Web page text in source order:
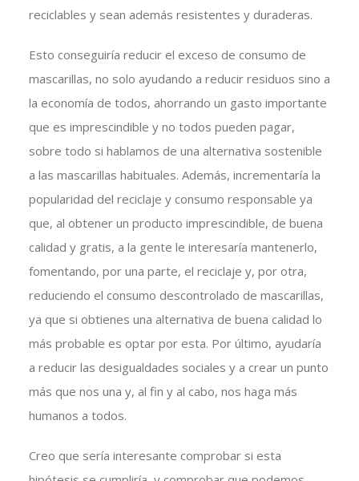
reciclables y sean además resistentes y duraderas.
Esto conseguiría reducir el exceso de consumo de
mascarillas, no solo ayudando a reducir residuos sino a
la economía de todos, ahorrando un gasto importante
que es imprescindible y no todos pueden pagar,
sobre todo si hablamos de una alternativa sostenible
a las mascarillas habituales. Además, incrementaría la
popularidad del reciclaje y consumo responsable ya
que, al obtener un producto imprescindible, de buena
calidad y gratis, a la gente le interesaría mantenerlo,
fomentando, por una parte, el reciclaje y, por otra,
reduciendo el consumo descontrolado de mascarillas,
ya que si obtienes una alternativa de buena calidad lo
más probable es optar por esta. Por último, ayudaría
a reducir las desigualdades sociales y a crear un punto
más que nos una y, al fin y al cabo, nos haga más
humanos a todos.
Creo que sería interesante comprobar si esta